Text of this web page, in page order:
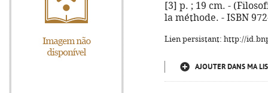
[3] p. ; 19 cm. -
la méthode. - ISBN
Lien persistant: http://
AJOUTER DANS MA